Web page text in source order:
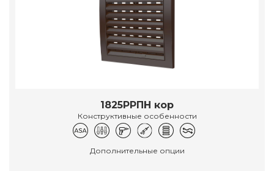
1825РРПН кор
Конструктивные особенности
Дополнительные опции